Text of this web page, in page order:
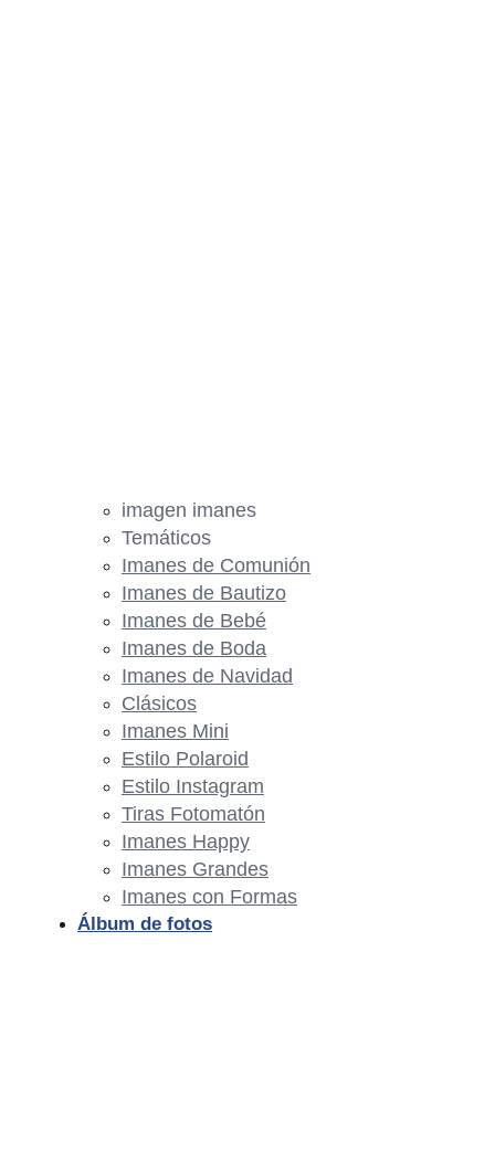
imagen imanes
Temáticos
Imanes de Comunión
Imanes de Bautizo
Imanes de Bebé
Imanes de Boda
Imanes de Navidad
Clásicos
Imanes Mini
Estilo Polaroid
Estilo Instagram
Tiras Fotomatón
Imanes Happy
Imanes Grandes
Imanes con Formas
Álbum de fotos